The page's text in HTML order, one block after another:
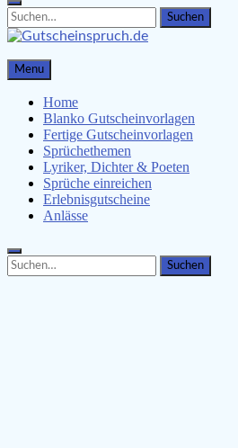
Search
for:
Search
Gutscheinspruch.de
Gutscheinsprüche &
Menu
Home
Blanko Gutscheinvorlagen
Fertige Gutscheinvorlagen
Sprüchethemen
Lyriker, Dichter & Poeten
Sprüche einreichen
Erlebnisgutscheine
Anlässe
Search
for:
Search